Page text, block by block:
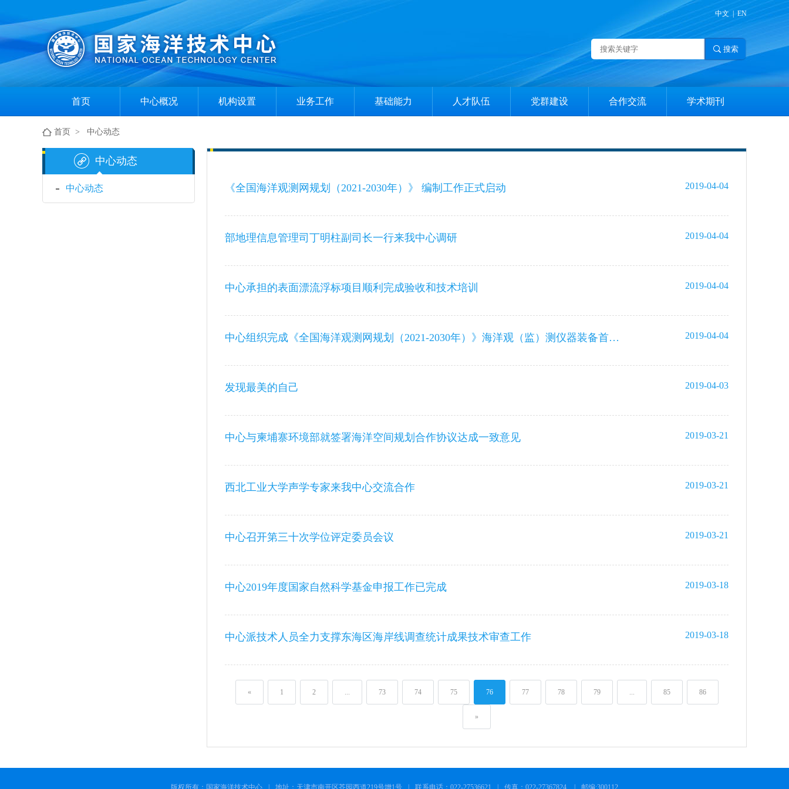
中文 EN
首页 中心概况 机构设置 业务工作
重大项目
北斗服务
基础能力
获奖项目
人才队伍
培训交流
推免招生
人才招聘
党群建设 合作交流 学术期刊
期刊检索
首页 > 中心动态
中心动态
中心动态 《全国海洋观测网规划（2021-2030年）》 编制工作正式启动 2019-04-04
部地理信息管理司丁明柱副司长一行来我中心调研 2019-04-04
中心承担的表面漂流浮标项目顺利完成验收和技术培训 2019-04-04
中心组织完成《全国海洋观测网规划（2021-2030年）》海洋观（监）测仪器装备首轮调研工作 2019-04-04
发现最美的自己 2019-04-03
中心与柬埔寨环境部就签署海洋空间规划合作协议达成一致意见 2019-03-21
西北工业大学声学专家来我中心交流合作 2019-03-21
中心召开第三十次学位评定委员会议 2019-03-21
中心2019年度国家自然科学基金申报工作已完成 2019-03-18
中心派技术人员全力支撑东海区海岸线调查统计成果技术审查工作 2019-03-18
« 1 2 ... 73 74 75 76 77 78 79 ... 85 86
»
版权所有：国家海洋技术中心 地址：天津市南开区芥园西道219号增1号 联系电话：022-27536621 传真：022-27367824 邮编:300112